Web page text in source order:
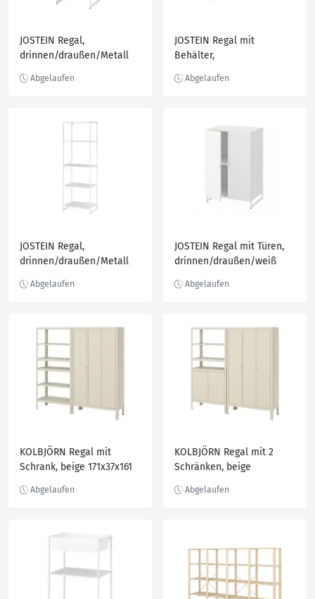
JOSTEIN Regal,
drinnen/draußen/Metall
JOSTEIN Regal mit
Behälter,
122x102x90 cm
JOSTEIN Regal,
drinnen/draußen/Metall
JOSTEIN Regal mit Türen,
drinnen/draußen/weiß
KOLBJÖRN Regal mit
Schrank, beige 171x37x161
KOLBJÖRN Regal mit 2
Schränken, beige